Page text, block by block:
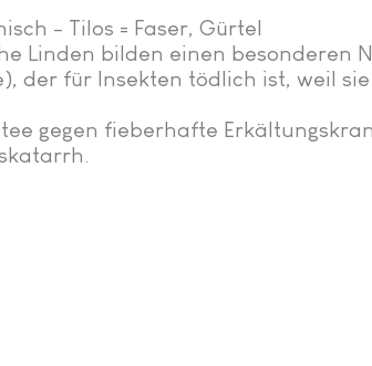
- Tilos = Faser, Gürtel
Linden bilden einen besonderen
der für Insekten tödlich ist, weil
gegen fieberhafte